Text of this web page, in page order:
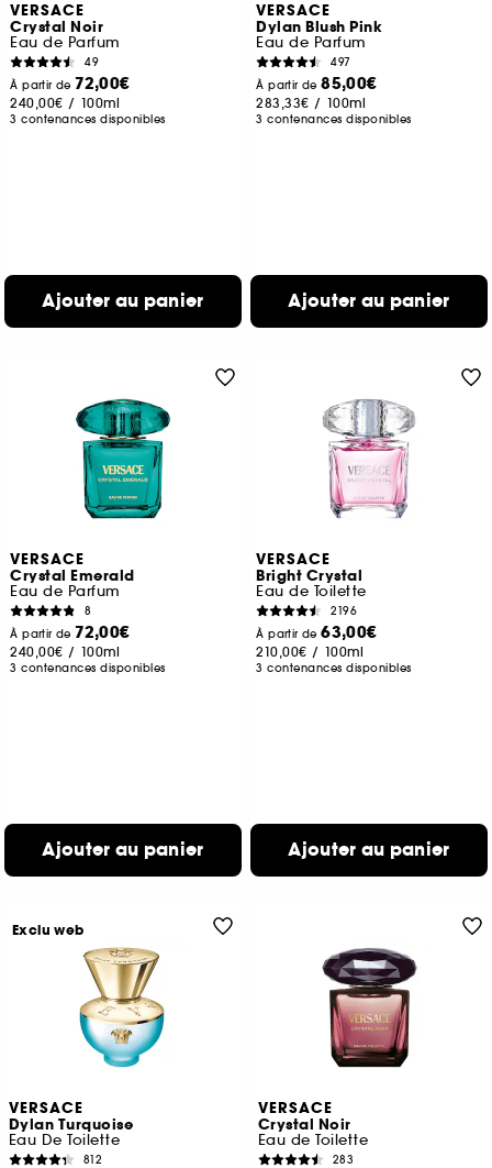
VERSACE
Crystal Noir
Eau de Parfum
49
À partir de 72,00€
240,00€ / 100ml
3 contenances disponibles
Ajouter au panier
VERSACE
Dylan Blush Pink
Eau de Parfum
497
À partir de85,00€
283,33€ / 100ml
3 contenances disponibles
Ajouter au panier
VERSACE
Crystal Emerald
Eau de Parfum
8
À partir de 72,00€
240,00€ / 100ml
3 contenances disponibles
Ajouter au panier
VERSACE
Bright Crystal
Eau de Toilette
2196
À partir de63,00€
210,00€ / 100ml
3 contenances disponibles
Ajouter au panier
VERSACE
Dylan Turquoise
Eau De Toilette
812
Exclu web
VERSACE
Crystal Noir
Eau de Toilette
283